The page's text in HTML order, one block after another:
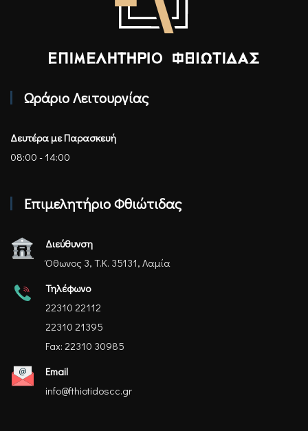
Ωράριο Λειτουργίας
Δευτέρα με Παρασκευή
08:00 - 14:00
Επιμελητήριο Φθιώτιδας
Διεύθυνση
Όθωνος 3, Τ.Κ. 35131, Λαμία
Τηλέφωνο
22310 22112
22310 21395
Fax: 22310 30985
Email
info@fthiotidoscc.gr